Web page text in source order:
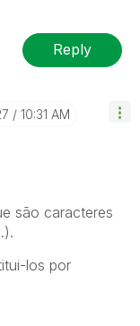
bideaz.in
o que
Reply
10:31 AM
são caracteres
los por